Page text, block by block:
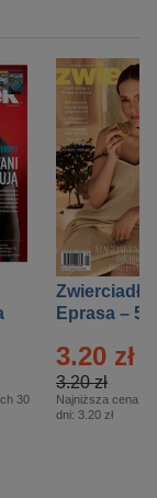
30
Zwierciadło
Eprasa – 5/
3.20 zł
3.20 zł
Najniższa cena z
dni: 3.20 zł